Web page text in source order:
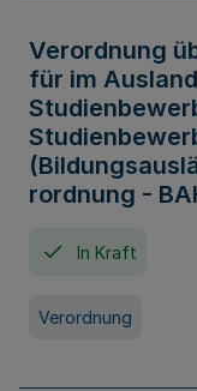
Verordnung
für im
rordnung -
In Kraft
Verordnung